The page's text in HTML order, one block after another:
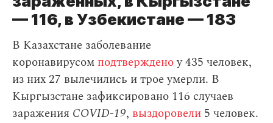
— 116, в Узбекистане — 183
В Казахстане заболевание
коронавирусом подтвержденоу 435 человек,
из них 27 вылечились и трое умерли. В
Кыргызстане зафиксировано 116 случаев
заражения СOVID-19, выздоровели 5 человек.